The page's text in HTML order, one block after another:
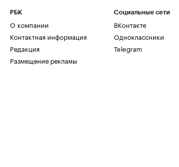
РБК
О компании
Контактная информация
Редакция
Размещение рекламы
Социальные сети
ВКонтакте
Одноклассники
Telegram